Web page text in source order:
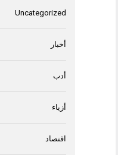
Uncategorized
أخبار
أدب
أزياء
اقتصاد